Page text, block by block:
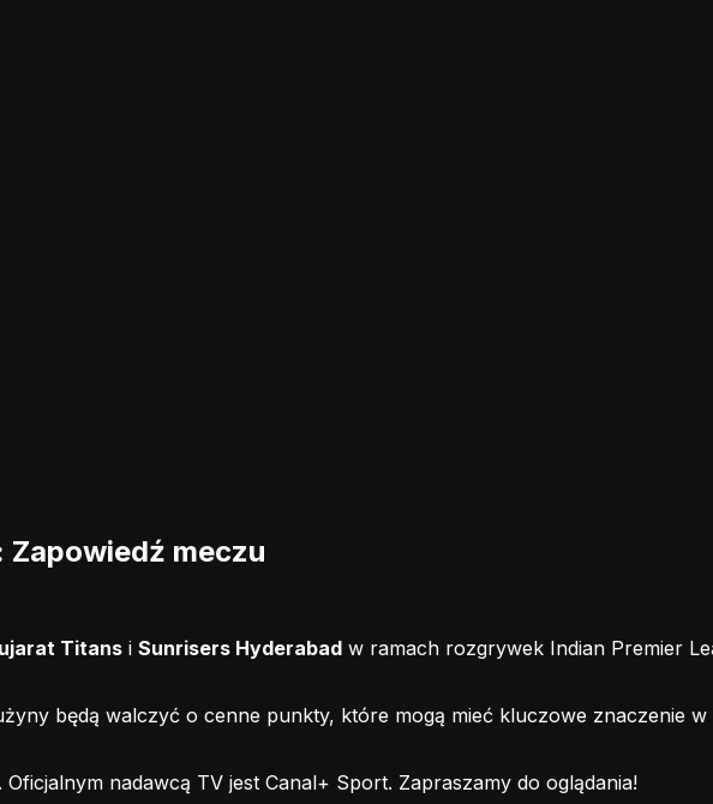
meczu
Titans i Sunrisers Hyderabad w ramach rozgrywek Indian Premier
będą walczyć o cenne punkty, które mogą mieć kluczowe znaczenie
Oficjalnym nadawcą TV jest Canal+ Sport. Zapraszamy do oglądania!